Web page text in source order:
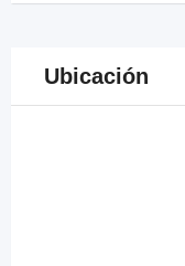
Ubicación